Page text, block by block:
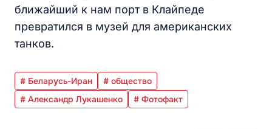
ближайший к нам порт в Клайпеде
превратился в музей для американских
танков.
# Беларусь-Иран
# общество
# Александр Лукашенко
# Фотофакт